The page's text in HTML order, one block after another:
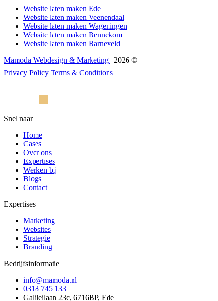
Website laten maken Ede
Website laten maken Veenendaal
Website laten maken Wageningen
Website laten maken Bennekom
Website laten maken Barneveld
Mamoda Webdesign & Marketing | 2026 ©
Privacy Policy Terms & Conditions
Snel naar
Home
Cases
Over ons
Expertises
Werken bij
Blogs
Contact
Expertises
Marketing
Websites
Strategie
Branding
Bedrijfsinformatie
info@mamoda.nl
0318 745 133
Galileilaan 23c, 6716BP, Ede